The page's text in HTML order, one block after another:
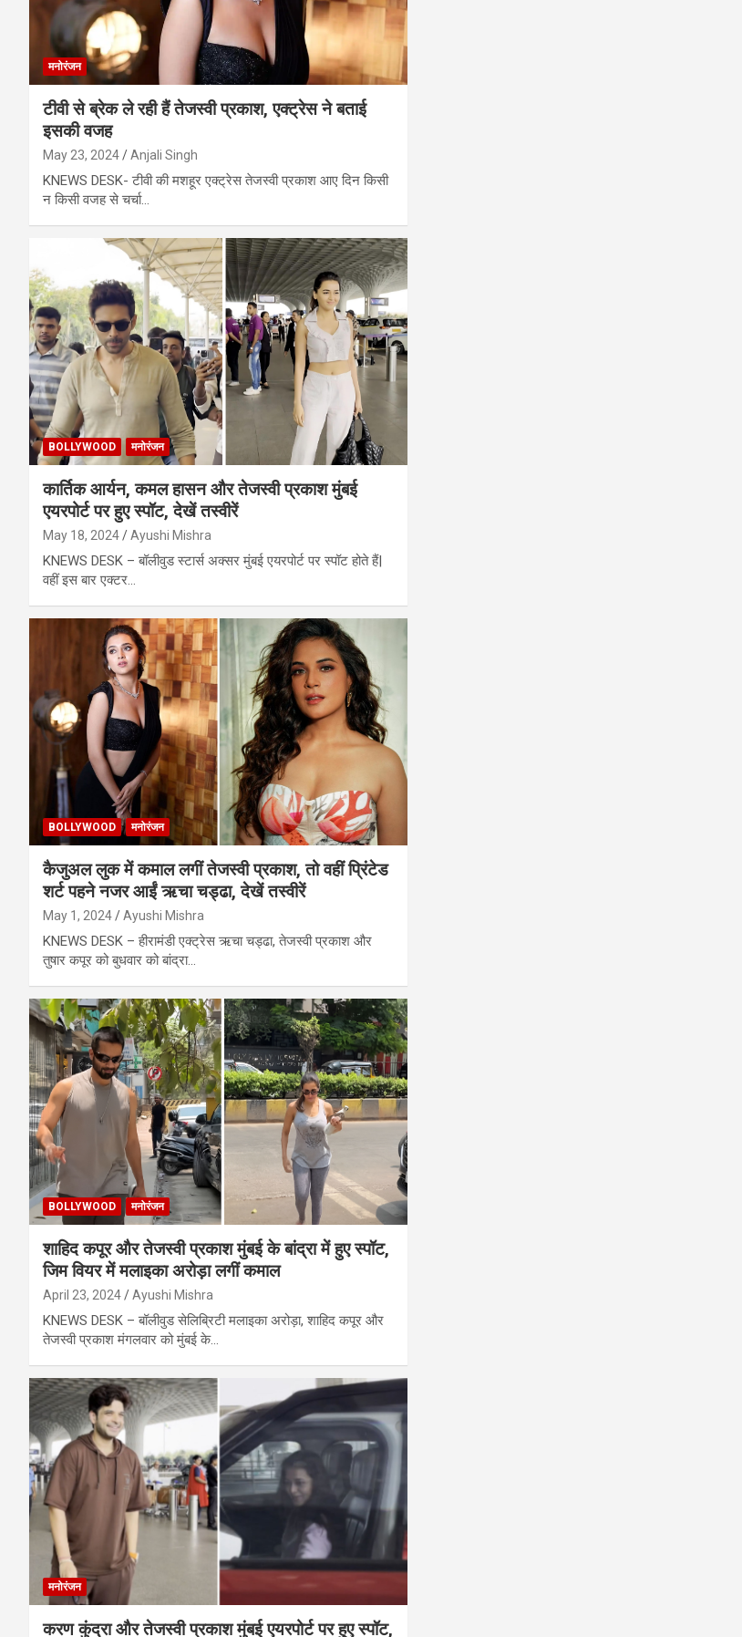
मनोरंजन
टीवी से ब्रेक ले रही हैं तेजस्वी प्रकाश, एक्ट्रेस ने बताई
इसकी वजह
May 23, 2024 Anjali Singh
KNEWS DESK- टीवी की मशहूर एक्ट्रेस तेजस्वी प्रकाश आए दिन किसी
न किसी वजह से चर्चा…
BOLLYWOOD मनोरंजन
कार्तिक आर्यन, कमल हासन और तेजस्वी प्रकाश मुंबई
एयरपोर्ट पर हुए स्पॉट, देखें तस्वीरें
May 18, 2024 Ayushi Mishra
KNEWS DESK – बॉलीवुड स्टार्स अक्सर मुंबई एयरपोर्ट पर स्पॉट होते हैं|
वहीं इस बार एक्टर…
BOLLYWOOD मनोरंजन
कैजुअल लुक में कमाल लगीं तेजस्वी प्रकाश, तो वहीं प्रिंटेड
शर्ट पहने नजर आईं ऋचा चड्ढा, देखें तस्वीरें
May 1, 2024 Ayushi Mishra
KNEWS DESK – हीरामंडी एक्ट्रेस ऋचा चड्ढा, तेजस्वी प्रकाश और
तुषार कपूर को बुधवार को बांद्रा…
BOLLYWOOD मनोरंजन
शाहिद कपूर और तेजस्वी प्रकाश मुंबई के बांद्रा में हुए स्पॉट,
जिम वियर में मलाइका अरोड़ा लगीं कमाल
April 23, 2024 Ayushi Mishra
KNEWS DESK – बॉलीवुड सेलिब्रिटी मलाइका अरोड़ा, शाहिद कपूर और
तेजस्वी प्रकाश मंगलवार को मुंबई के…
मनोरंजन
करण कुंद्रा और तेजस्वी प्रकाश मुंबई एयरपोर्ट पर हुए स्पॉट,